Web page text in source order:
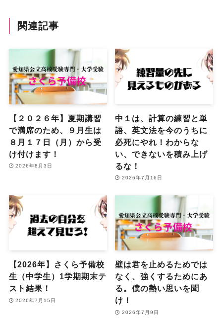
関連記事
【２０２６年】夏期講習
で満席のため、９月生は
８月１７日（月）から受
け付けます！
2026年8月3日
中１は、計算の練習と単
語、英文法を今のうちに
必死にやれ！わからな
い、できないを積み上げ
るな！
2026年7月16日
【2026年】さくら予備校
生（中学生）1学期期末テ
スト結果！
2026年7月15日
壁は君を止めるためでは
なく、強くするためにあ
る。僕の熱い思いを聞
け！
2026年7月9日